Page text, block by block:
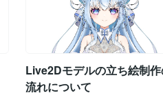
Live2Dモデルの立ち絵制
流れについて